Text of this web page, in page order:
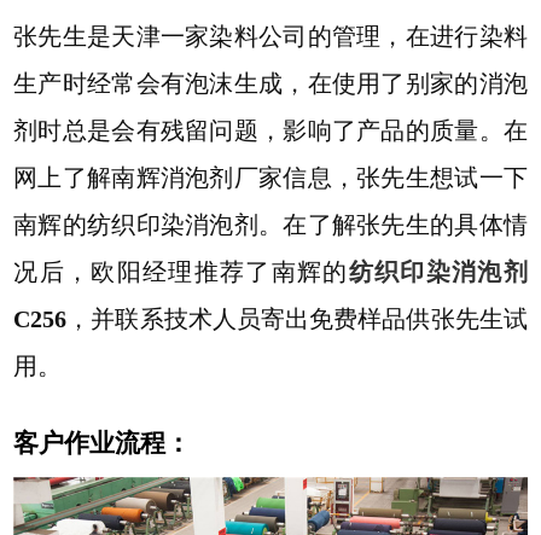
张先生是天津一家染料公司的管理，在进行染料
生产时经常会有泡沫生成，在使用了别家的消泡
剂时总是会有残留问题，影响了产品的质量。在
网上了解南辉消泡剂厂家信息，张先生想试一下
南辉的纺织印染消泡剂。在了解张先生的具体情
况后，欧阳经理推荐了南辉的纺织印染消泡剂
C256 ，并联系技术人员寄出免费样品供张先生试
用。
客户作业流程：